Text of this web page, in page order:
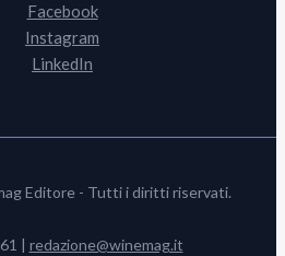
Facebook
Instagram
LinkedIn
Editore - Tutti i diritti riservati.
| redazione@winemag.it